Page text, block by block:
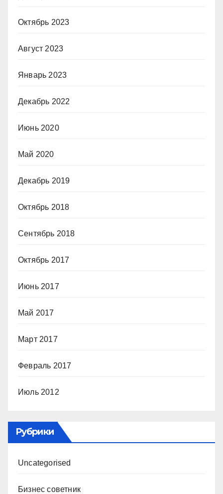
Октябрь 2023
Август 2023
Январь 2023
Декабрь 2022
Июнь 2020
Май 2020
Декабрь 2019
Октябрь 2018
Сентябрь 2018
Октябрь 2017
Июнь 2017
Май 2017
Март 2017
Февраль 2017
Июль 2012
Рубрики
Uncategorised
Бизнес советник